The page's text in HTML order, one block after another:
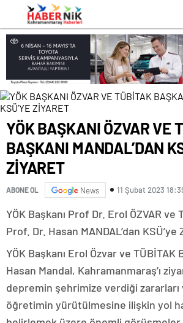
romabet
romabet
romabet
deneme
bonusu
veren
siteler
YÖK BAŞKANI ÖZVAR VE
BAŞKANI MANDAL’DAN
ZİYARET
ABONE OL News 11 Şubat 2023
YÖK Başkanı Prof Dr. Erol ÖZVAR ve
Prof. Dr. Hasan MANDAL’dan KSÜ’ye
YÖK Başkanı Erol Özvar ve TÜBİTAK
Hasan Mandal, Kahramanmaraş’ı
depremin şehrimize verdiği
öğretimin yürütülmesine ilişkin yol